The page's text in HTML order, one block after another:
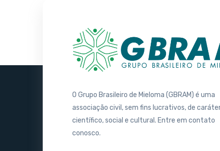
O Grupo Brasileiro de Mieloma (GBRAM) é uma
associação civil, sem fins lucrativos, de
científico, social e cultural. Entre em contato
conosco.